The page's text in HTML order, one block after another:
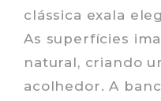
clássica exala
As superfícies
natural, criando
acolhedor. A